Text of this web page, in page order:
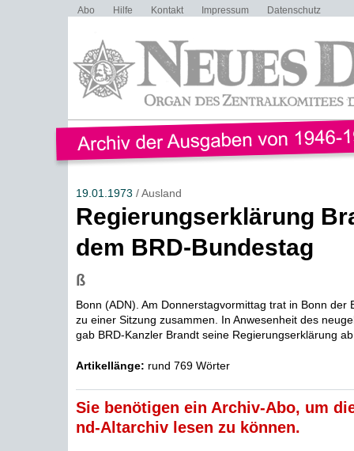
Abo Hilfe Kontakt Impressum Datenschutz
19.01.1973 / Ausland
Regierungserklärung
dem BRD-Bundestag
ß
Bonn (ADN). Am Donnerstagvormittag trat in Bonn der
zu einer Sitzung zusammen. In Anwesenheit des
gab BRD-Kanzler Brandt seine Regierungserklärung
Artikellänge: rund 769 Wörter
Sie benötigen ein Archiv-Abo, um
nd-Altarchiv lesen zu können.